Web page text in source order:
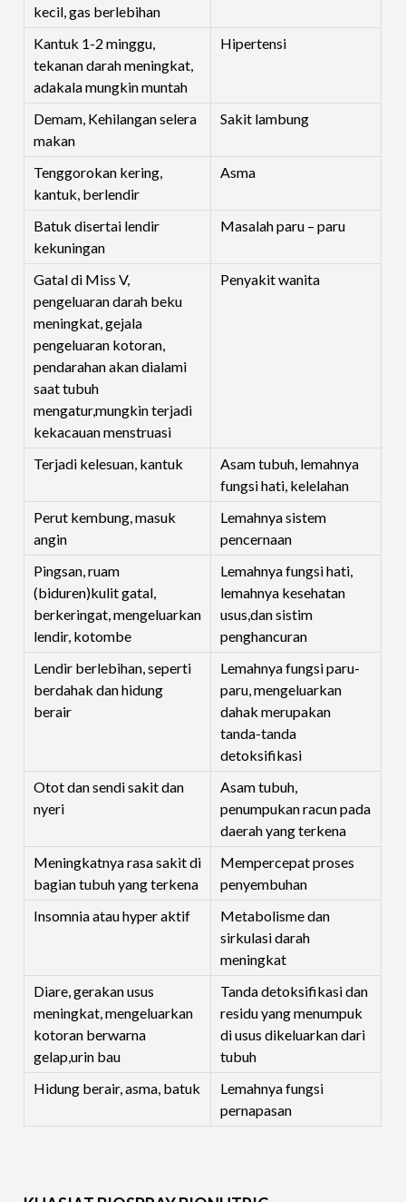
kecil, gas berlebihan
Kantuk 1-2 minggu,
tekanan darah meningkat,
adakala mungkin muntah
Hipertensi
Demam, Kehilangan selera
makan
Sakit lambung
Tenggorokan kering,
kantuk, berlendir
Asma
Batuk disertai lendir
kekuningan
Masalah paru – paru
Gatal di Miss V,
pengeluaran darah beku
meningkat, gejala
pengeluaran kotoran,
pendarahan akan dialami
saat tubuh
mengatur,mungkin terjadi
kekacauan menstruasi
Penyakit wanita
Terjadi kelesuan, kantuk
Asam tubuh, lemahnya
fungsi hati, kelelahan
Perut kembung, masuk
angin
Lemahnya sistem
pencernaan
Pingsan, ruam
(biduren)kulit gatal,
berkeringat, mengeluarkan
lendir, kotombe
Lemahnya fungsi hati,
lemahnya kesehatan
usus,dan sistim
penghancuran
Lendir berlebihan, seperti
berdahak dan hidung
berair
Lemahnya fungsi paru-
paru, mengeluarkan
dahak merupakan
tanda-tanda
detoksifikasi
Otot dan sendi sakit dan
nyeri
Asam tubuh,
penumpukan racun pada
daerah yang terkena
Meningkatnya rasa sakit di
bagian tubuh yang terkena
Mempercepat proses
penyembuhan
Insomnia atau hyper aktif
Metabolisme dan
sirkulasi darah
meningkat
Diare, gerakan usus
meningkat, mengeluarkan
kotoran berwarna
gelap,urin bau
Tanda detoksifikasi dan
residu yang menumpuk
di usus dikeluarkan dari
tubuh
Hidung berair, asma, batuk
Lemahnya fungsi
pernapasan